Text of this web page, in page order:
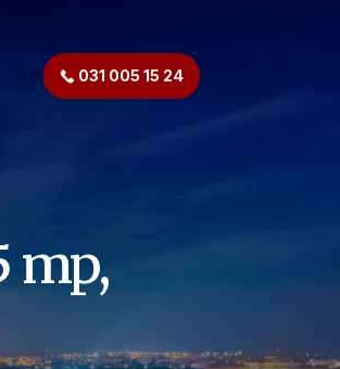
031 005 15 24
mp,